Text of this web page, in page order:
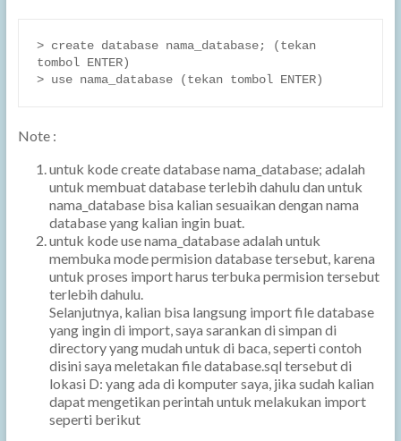
> create database nama_database; (tekan
tombol ENTER)
Note :
untuk kode create database nama_database; adalah
untuk membuat database terlebih dahulu dan untuk
nama_database bisa kalian sesuaikan dengan nama
database yang kalian ingin buat.
untuk kode use nama_database adalah untuk
membuka mode permision database tersebut, karena
untuk proses import harus terbuka permision tersebut
terlebih dahulu.
Selanjutnya, kalian bisa langsung import file database
yang ingin di import, saya sarankan di simpan di
directory yang mudah untuk di baca, seperti contoh
disini saya meletakan file database.sql tersebut di
lokasi D: yang ada di komputer saya, jika sudah kalian
dapat mengetikan perintah untuk melakukan import
seperti berikut